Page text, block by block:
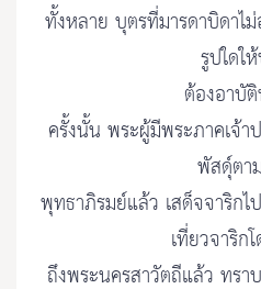
ทั้งหลาย บุตรที่มารดาบิดา
รูปใดใ
ต้องอาบั
ครั้งนั้น พระผู้มีพระภาคเจ้
พัสดุ์ตา
พุทธาภิรมย์แล้ว เสด็จจาริก
เที่ยวจาริก
ถึงพระนครสาวัตถีแล้ว ทร